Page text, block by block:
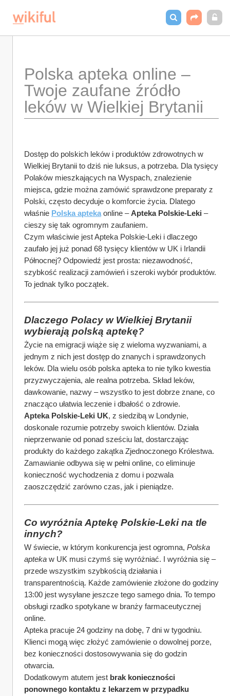
Polska apteka online –
Twoje zaufane źródło
leków w Wielkiej Brytanii
Dostęp do polskich leków i produktów zdrowotnych w
Wielkiej Brytanii to dziś nie luksus, a potrzeba. Dla tysięcy
Polaków mieszkających na Wyspach, znalezienie
miejsca, gdzie można zamówić sprawdzone preparaty z
Polski, często decyduje o komforcie życia. Dlatego
właśnie Polska apteka online – Apteka Polskie-Leki –
cieszy się tak ogromnym zaufaniem.
Czym właściwie jest Apteka Polskie-Leki i dlaczego
zaufało jej już ponad 68 tysięcy klientów w UK i Irlandii
Północnej? Odpowiedź jest prosta: niezawodność,
szybkość realizacji zamówień i szeroki wybór produktów.
To jednak tylko początek.
Dlaczego Polacy w Wielkiej Brytanii
wybierają polską aptekę?
Życie na emigracji wiąże się z wieloma wyzwaniami, a
jednym z nich jest dostęp do znanych i sprawdzonych
leków. Dla wielu osób polska apteka to nie tylko kwestia
przyzwyczajenia, ale realna potrzeba. Skład leków,
dawkowanie, nazwy – wszystko to jest dobrze znane, co
znacząco ułatwia leczenie i dbałość o zdrowie.
Apteka Polskie-Leki UK, z siedzibą w Londynie,
doskonale rozumie potrzeby swoich klientów. Działa
nieprzerwanie od ponad sześciu lat, dostarczając
produkty do każdego zakątka Zjednoczonego Królestwa.
Zamawianie odbywa się w pełni online, co eliminuje
konieczność wychodzenia z domu i pozwala
zaoszczędzić zarówno czas, jak i pieniądze.
Co wyróżnia Aptekę Polskie-Leki na tle
innych?
W świecie, w którym konkurencja jest ogromna, Polska
apteka w UK musi czymś się wyróżniać. I wyróżnia się –
przede wszystkim szybkością działania i
transparentnością. Każde zamówienie złożone do godziny
13:00 jest wysyłane jeszcze tego samego dnia. To tempo
obsługi rzadko spotykane w branży farmaceutycznej
online.
Apteka pracuje 24 godziny na dobę, 7 dni w tygodniu.
Klienci mogą więc złożyć zamówienie o dowolnej porze,
bez konieczności dostosowywania się do godzin
otwarcia.
Dodatkowym atutem jest brak konieczności
ponownego kontaktu z lekarzem w przypadku